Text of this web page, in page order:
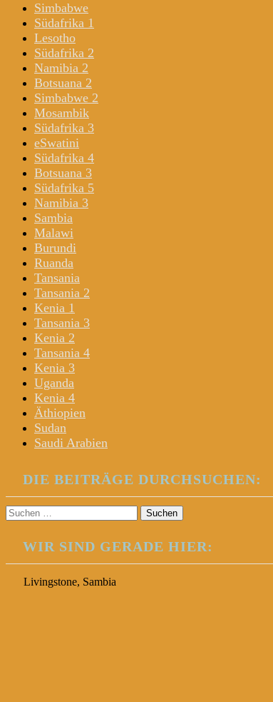
Simbabwe
Südafrika 1
Lesotho
Südafrika 2
Namibia 2
Botsuana 2
Simbabwe 2
Mosambik
Südafrika 3
eSwatini
Südafrika 4
Botsuana 3
Südafrika 5
Namibia 3
Sambia
Malawi
Burundi
Ruanda
Tansania
Tansania 2
Kenia 1
Tansania 3
Kenia 2
Tansania 4
Kenia 3
Uganda
Kenia 4
Äthiopien
Sudan
Saudi Arabien
DIE BEITRÄGE DURCHSUCHEN:
Suchen
nach:
WIR SIND GERADE HIER:
Livingstone, Sambia